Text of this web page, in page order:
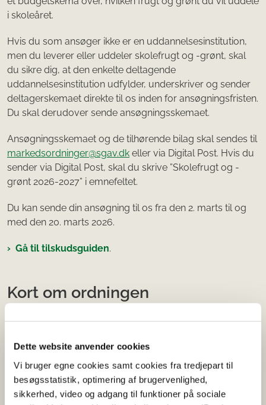
Dette website anvender cookies
Vi bruger egne cookies samt cookies fra tredjepart til
besøgsstatistik, optimering af brugervenlighed,
sikkerhed, video og adgang til funktioner på sociale
i skoleåret.
Hvis du som ansøger ikke er en uddannelsesinstitution,
men du leverer eller uddeler skolefrugt og -grønt, skal
du sikre dig, at den enkelte deltagende
uddannelsesinstitution udfylder, underskriver og sender
deltagerskemaet direkte til os inden for ansøgningsfristen.
Du skal derudover sende ansøgningsskemaet.
Ansøgningsskemaet og de tilhørende bilag skal sendes til
markedsordninger@sgav.dk eller via Digital Post. Hvis du
sender via Digital Post, skal du skrive ”Skolefrugt og -
grønt 2026-2027” i emnefeltet.
Du kan sende din ansøgning til os fra den 2. marts til og
med den 20. marts 2026.
Gå til tilskudsguiden.
Kort om ordningen
Formålet med skoleordningen for frugt og grønt er at
til frugt og grønt og øge viden om landbrug, ernæring og
sundhed.
Der gives EU-tilskud til uddeling af udvalgte frugter og
grøntsager, og læringsaktiviteter til børn, der er